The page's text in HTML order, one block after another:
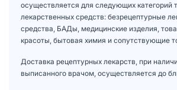
осуществляется для следующих категорий
лекарственных средств: безрецептурные
средства, БАДы, медицинские изделия,
красоты, бытовая химия и сопутствующие
Доставка рецептурных лекарств, при
выписанного врачом, осуществляется до